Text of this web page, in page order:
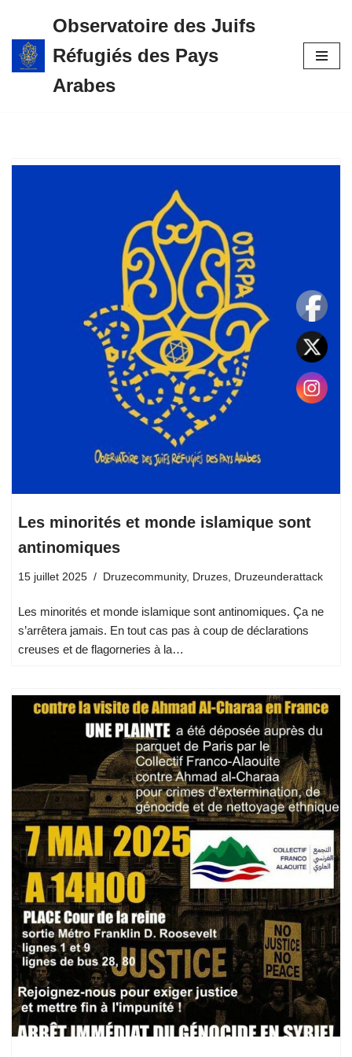
Aller
au
Observatoire des Juifs
Réfugiés des Pays
Arabes
Les minorités et monde islamique sont
antinomiques
15 juillet 2025 Druzecommunity, Druzes, Druzeunderattack
Les minorités et monde islamique sont antinomiques. Ça ne
s’arrêtera jamais. En tout cas pas à coup de déclarations
creuses et de flagorneries à la…